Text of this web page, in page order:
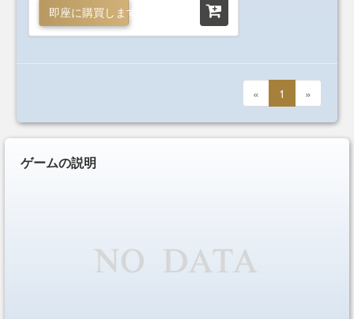
即座に購買します
« 1 »
ゲームの説明